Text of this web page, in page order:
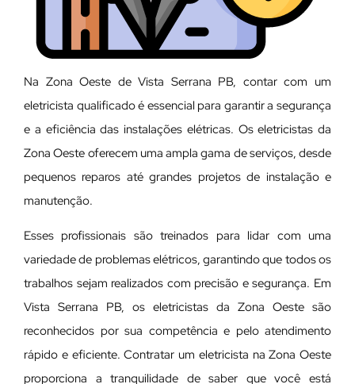
Na Zona Oeste de Vista Serrana PB, contar com um
eletricista qualificado é essencial para garantir a segurança
e a eficiência das instalações elétricas. Os eletricistas da
Zona Oeste oferecem uma ampla gama de serviços, desde
pequenos reparos até grandes projetos de instalação e
manutenção.
Esses profissionais são treinados para lidar com uma
variedade de problemas elétricos, garantindo que todos os
trabalhos sejam realizados com precisão e segurança. Em
Vista Serrana PB, os eletricistas da Zona Oeste são
reconhecidos por sua competência e pelo atendimento
rápido e eficiente. Contratar um eletricista na Zona Oeste
proporciona a tranquilidade de saber que você está